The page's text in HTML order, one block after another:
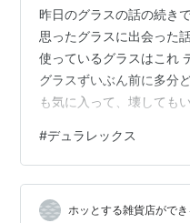
昨日のグラスの話の続き
思ったグラスに出会った
使っているグラスはこれ
グラスずいぶん前に多分
も気に入って、壊しても
『【5倍】お買い物マラソ
【SALE】 20%OFF
ディー クリア 310ml価
(2025/2/9時点) 昨日のグ
#デュラレックス
ホッとする雑貨店がで